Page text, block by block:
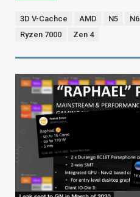
3D V-Cachce AMD N5 N6
Ryzen 7000
Zen 4